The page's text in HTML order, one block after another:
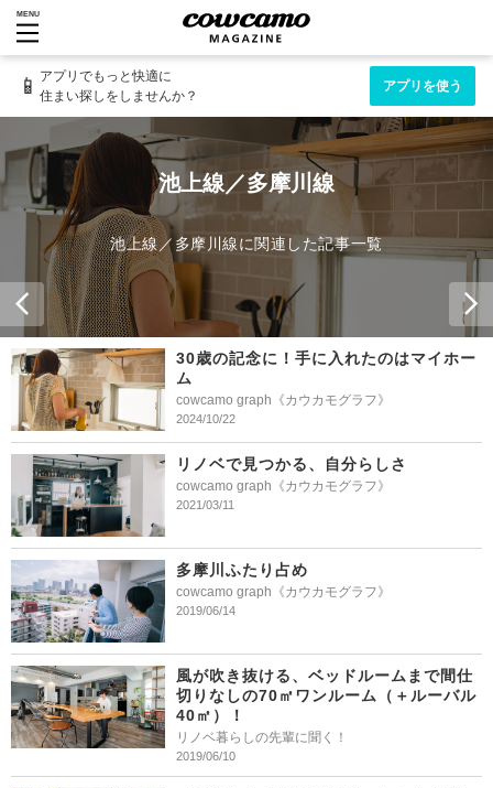
MENU
📱 アプリでもっと快適に
住まい探しをしませんか？
アプリを使う
池上線／多摩川線
池上線／多摩川線に関連した記事一覧
cowcamo graph《カウカモグラフ》
30歳の記念に！手に入れたのはマイホー
ム
2024/10/22
cowcamo graph《カウカモグラフ》
リノベで見つかる、自分らしさ
2021/03/11
cowcamo graph《カウカモグラフ》
多摩川ふたり占め
2019/06/14
リノベ暮らしの先輩に聞く！
風が吹き抜ける、ベッドルームまで間仕
切りなしの70㎡ワンルーム（＋ルーバル
40㎡）！
2019/06/10